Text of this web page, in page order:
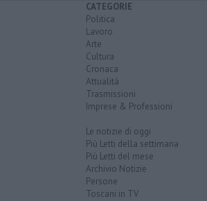
CATEGORIE
Politica
Lavoro
Arte
Cultura
Cronaca
Attualità
Trasmissioni
Imprese & Professioni
Le notizie di oggi
Più Letti della settimana
Più Letti del mese
Archivio Notizie
Persone
Toscani in TV